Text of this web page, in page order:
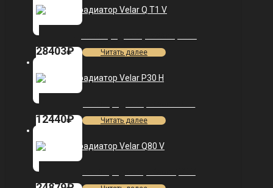
28403₽ Читать далее
12440₽ Читать далее